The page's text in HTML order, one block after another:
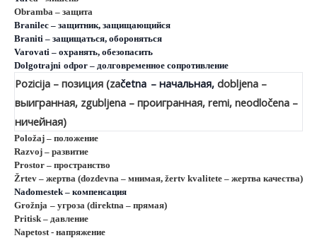
Obramba – защита
Branilec – защитник, защищающийся
Braniti – защищаться, обороняться
Varovati – охранять, обезопасить
Dolgotrajni odpor – долговременное сопротивление
Pozicija – позиция (začetna – начальная,dobljena –
выигранная, zgubljena – проигранная,remi, neodločena –
ничейная)
Položaj – положение
Razvoj – развитие
Prostor – пространство
Žrtev – жертва (dozdevna – мнимая, žertv kvalitete – жертва качества)
Nadomestek – компенсация
Grožnja – угроза (direktna – прямая)
Pritisk – давление
Napetost - напряжение